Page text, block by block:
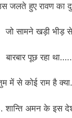
जलते हुए रावण का
जो सामने खड़ी भीड़ से
बारबार पूछ रहा था…..
में से कोई राम है
शान्ति अमन के इस